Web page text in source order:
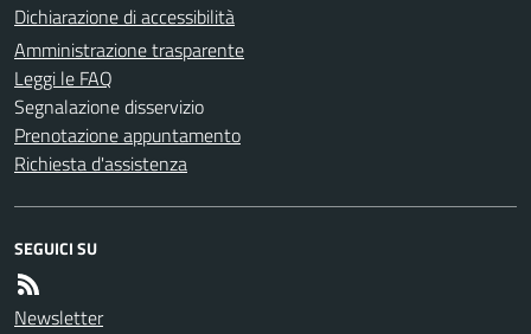
Dichiarazione di accessibilità
Amministrazione trasparente
Leggi le FAQ
Segnalazione disservizio
Prenotazione appuntamento
Richiesta d'assistenza
SEGUICI SU
Newsletter